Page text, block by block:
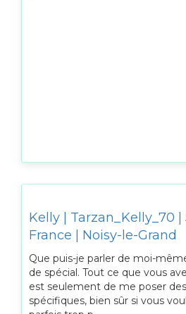
Kelly | Tarzan_Kelly_70
France | Noisy-le-Grand
Que puis-je parler de moi-
de spécial. Tout ce que vous
est seulement de me poser
spécifiques, bien sûr si vous